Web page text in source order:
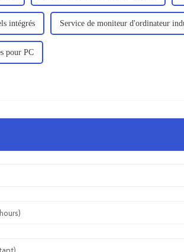
intégrés Service de moniteur d'ordinateur
pour PC